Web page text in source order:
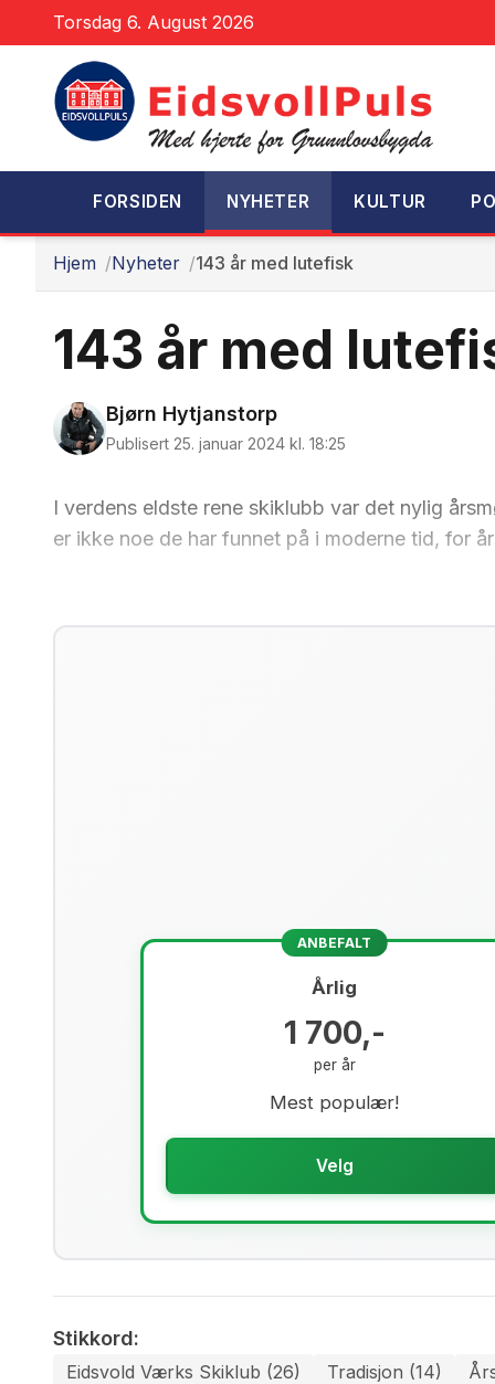
Torsdag 6. August 2026
FORSIDEN NYHETER KULTUR
Hjem Nyheter 143 år med lutefisk
143 år med
Bjørn Hytjanstorp
Publisert 25. januar 2024 kl. 18:25
I verdens eldste rene skiklubb var det nylig
er ikke noe de har funnet på i moderne tid, for
ANBEFALT
Årlig
1 700,-
per år
Mest populær!
Velg
Stikkord:
Eidsvold Værks Skiklub (26) Tradisjon (14)